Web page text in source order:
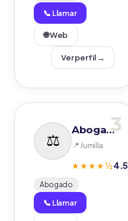
📞 Llamar
🌐 Web
Ver perfil →
3
Abogado José Martínez Verdú
📍 Jumilla
★★★★½4.5
Abogado
📞 Llamar